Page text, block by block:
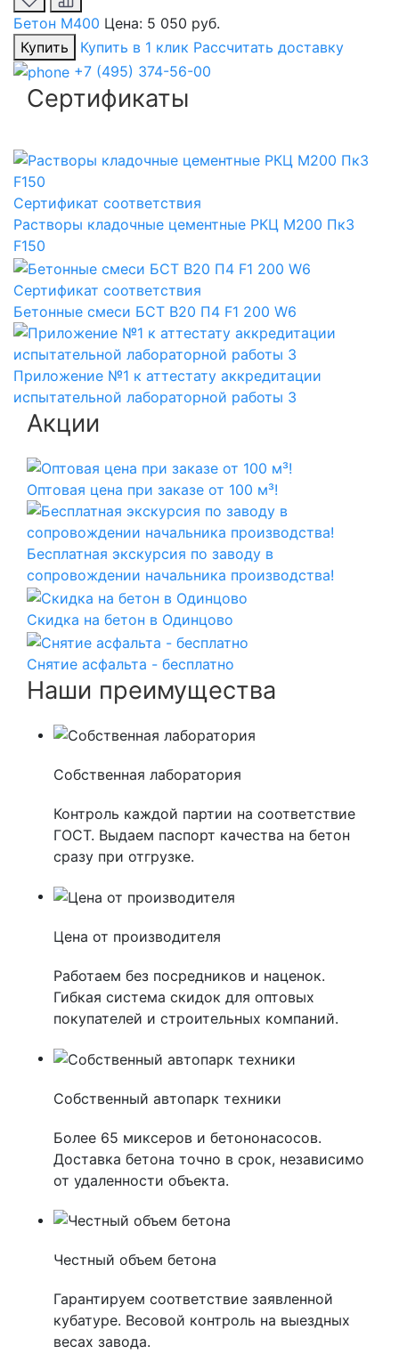
Бетон М400 Цена: 5 050 руб.
Купить
Купить в 1 клик Рассчитать доставку
+7 (495) 374-56-00
Сертификаты
Сертификат соответствия
Растворы кладочные цементные РКЦ М200 Пк3
F150
Сертификат соответствия
Бетонные смеси БСТ B20 П4 F1 200 W6
Приложение №1 к аттестату аккредитации
испытательной лабораторной работы 3
Акции
Оптовая цена при заказе от 100 м³!
Бесплатная экскурсия по заводу в
сопровождении начальника производства!
Скидка на бетон в Одинцово
Снятие асфальта - бесплатно
Наши преимущества
Собственная лаборатория
Контроль каждой партии на соответствие
ГОСТ. Выдаем паспорт качества на бетон
сразу при отгрузке.
Цена от производителя
Работаем без посредников и наценок.
Гибкая система скидок для оптовых
покупателей и строительных компаний.
Собственный автопарк техники
Более 65 миксеров и бетононасосов.
Доставка бетона точно в срок, независимо
от удаленности объекта.
Честный объем бетона
Гарантируем соответствие заявленной
кубатуре. Весовой контроль на выездных
весах завода.